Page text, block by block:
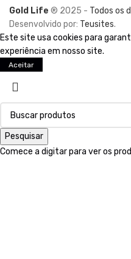
Gold Life ® 2025 - Todos os
Desenvolvido por: Teusites.
Este site usa cookies para
experiência em nosso site.
Aceitar
Pesquisar
Comece a digitar para ver os